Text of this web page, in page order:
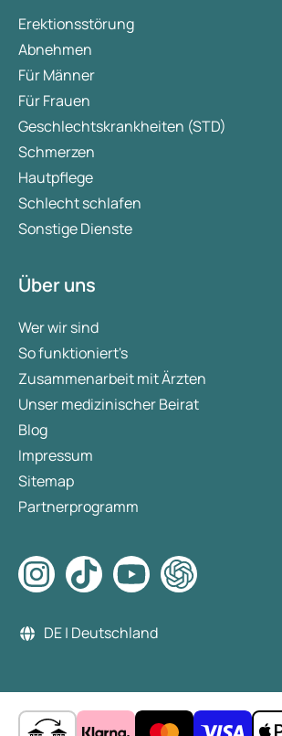
Erektionsstörung
Abnehmen
Für Männer
Für Frauen
Geschlechtskrankheiten (STD)
Schmerzen
Hautpflege
Schlecht schlafen
Sonstige Dienste
Über uns
Wer wir sind
So funktioniert's
Zusammenarbeit mit Ärzten
Unser medizinischer Beirat
Blog
Impressum
Sitemap
Partnerprogramm
DE | Deutschland